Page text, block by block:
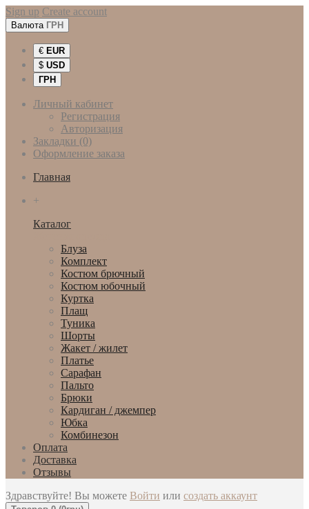
Sign up Create account
Валюта ГРН
€ EUR
$ USD
ГРН
Личный кабинет
Регистрация
Авторизация
Закладки (0)
Оформление заказа
Главная
+
Каталог
Блуза
Комплект
Костюм брючный
Костюм юбочный
Куртка
Плащ
Туника
Шорты
Жакет / жилет
Платье
Сарафан
Пальто
Брюки
Кардиган / джемпер
Юбка
Комбинезон
Оплата
Доставка
Отзывы
Здравствуйте! Вы можете Войти или создать аккаунт